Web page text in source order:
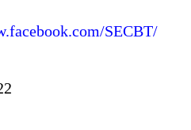
SECBT/